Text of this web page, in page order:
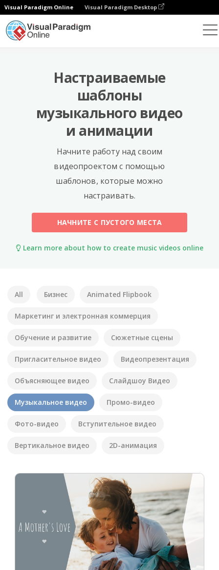
Visual Paradigm Online Visual Paradigm Desktop
Настраиваемые
шаблоны
музыкального видео
и анимации
Начните работу над своим
видеопроектом с помощью
шаблонов, которые можно
настраивать.
НАЧНИТЕ С ПУСТОГО МЕСТА
Learn more about how to create music videos online
All Бизнес Animated Flipbook
Маркетинг и электронная коммерция
Обучение и развитие Сюжетные сцены
Пригласительное видео Видеопрезентация
Объясняющее видео Слайдшоу Видео
Музыкальное видео Промо-видео
Фото-видео Вступительное видео
Вертикальное видео 2D-анимация